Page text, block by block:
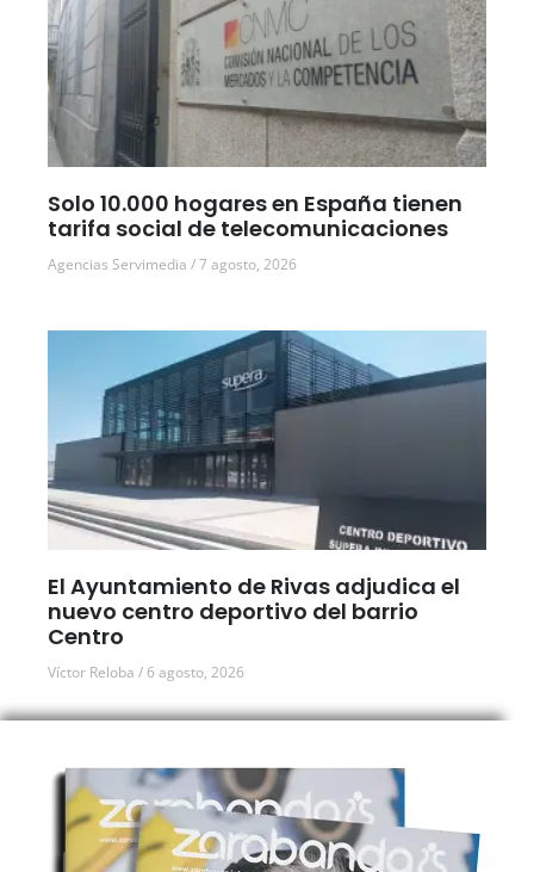
Solo 10.000 hogares en España tienen
tarifa social de telecomunicaciones
Agencias Servimedia 7 agosto, 2026
El Ayuntamiento de Rivas adjudica el
nuevo centro deportivo del barrio
Centro
Víctor Reloba 6 agosto, 2026